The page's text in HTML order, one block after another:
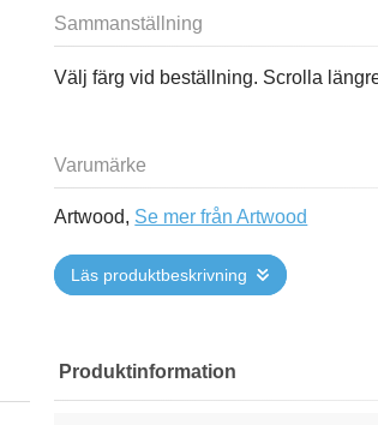
Sammanställning
Välj färg vid beställning. Scrolla
Varumärke
Artwood, Se mer från Artwood
Läs produktbeskrivning
Produktinformation